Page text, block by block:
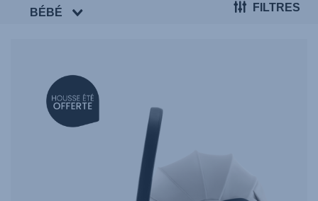
BÉBÉ FILTRES
null